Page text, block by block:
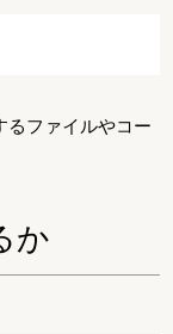
るファイルやコー
か